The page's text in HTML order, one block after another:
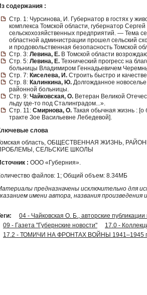
содержания :
Стр. 1: Чурсинова, И. Губернатор в гостях у
комплекса Томской области, губернатор
сельскохозяйственных предприятий. — Тема
областной администрации прошел сельский
и продовольственная безопасность Томской
Стр. 3: Левина, Е. В Томской области
Стр. 5: Левина, Е. Технический прогресс на
больницы Владимиром Геннадьевичем
Стр. 7: Киселева, И. Строить быстро и
Стр. 8: Калинкина, Ю. Долгожданное
районной больницы.
Стр. 9: Чайковская, О. Ветеран Великой
льду где-то под Сталинградом...».
Стр. 11: Смирнова, О. Такая обычная жизнь : [о
тракте Зое Васильевне Лебедевой].
слова
область, ОБЩЕСТВЕННАЯ ЖИЗНЬ,
СЕЛЬСКИЕ ШКОЛЫ
: ООО «Губерния».
файлов: 1; Общий объем: 8.34МБ
предназначены исключительно для
имени автора, названия
04 - Чайковская О. Б., авторские публикации
09 - Газета "Губернские новости"
17.0 -
17.2 - ТОМИЧИ НА ФРОНТАХ ВОЙНЫ 1941–1945